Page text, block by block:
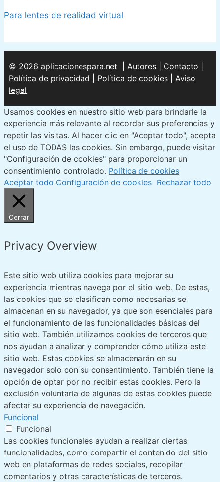
Para lentes de realidad virtual
© 2026 aplicacionespara.net | Autores Contacto
Política de privacidad
Política de cookies
Aviso
legal
Usamos cookies en nuestro sitio web para brindarle la
experiencia más relevante al recordar sus preferencias y
repetir las visitas. Al hacer clic en "Aceptar todo", acepta
el uso de TODAS las cookies. Sin embargo, puede visitar
"Configuración de cookies" para proporcionar un
consentimiento controlado. Política de cookies
Aceptar todo Configuración de cookies Rechazar todo
Cerrar
Privacy Overview
Este sitio web utiliza cookies para mejorar su
experiencia mientras navega por el sitio web. De estas,
las cookies que se clasifican como necesarias se
almacenan en su navegador, ya que son esenciales para
el funcionamiento de las funcionalidades básicas del
sitio web. También utilizamos cookies de terceros que
nos ayudan a analizar y comprender cómo utiliza este
sitio web. Estas cookies se almacenarán en su
navegador solo con su consentimiento. También tiene la
opción de optar por no recibir estas cookies. Pero la
exclusión voluntaria de algunas de estas cookies puede
afectar su experiencia de navegación.
Funcional
Funcional
Las cookies funcionales ayudan a realizar ciertas
funcionalidades, como compartir el contenido del sitio
web en plataformas de redes sociales, recopilar
comentarios y otras características de terceros.